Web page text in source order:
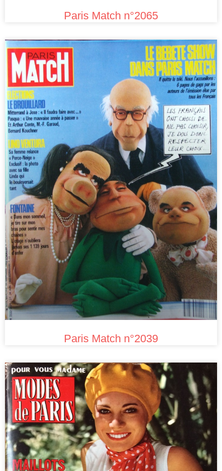
Paris Match n°2065
Paris Match n°2039